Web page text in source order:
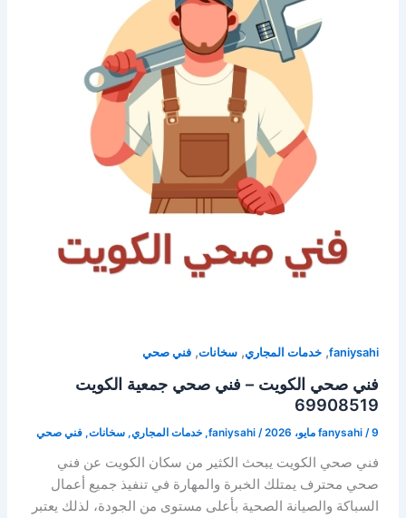
faniysahi
, خدمات المجاري, سخانات, فني صحي
فني صحي الكويت – فني صحي جمعية الكويت
69908519
fanysahi/9 مايو، 2026 /
faniysahi
, خدمات المجاري, سخانات, فني صحي
فني صحي الكويت يبحث الكثير من سكان الكويت عن فني
صحي محترف يمتلك الخبرة والمهارة في تنفيذ جميع أعمال
السباكة والصيانة الصحية بأعلى مستوى من الجودة، لذلك يعتبر